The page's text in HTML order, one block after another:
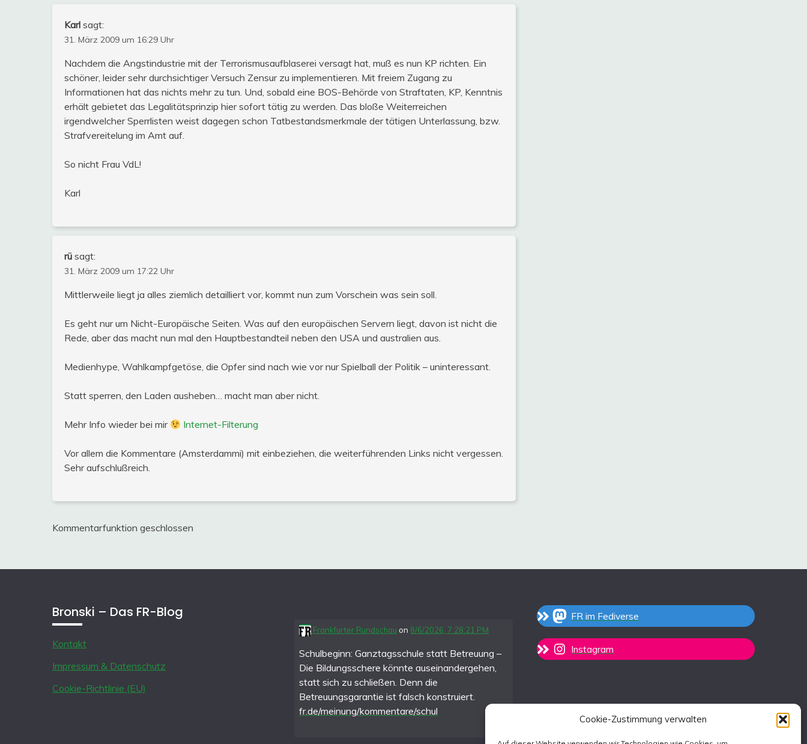
Cookie-Zustimmung verwalten
Karl sagt:
31. März 2009 um 16:29 Uhr
Nachdem die Angstindustrie mit der Terrorismusaufblaserei versagt hat, muß es nun KP richten. Ein
schöner, leider sehr durchsichtiger Versuch Zensur zu implementieren. Mit freiem Zugang zu
Informationen hat das nichts mehr zu tun. Und, sobald eine BOS-Behörde von Straftaten, KP, Kenntnis
erhält gebietet das Legalitätsprinzip hier sofort tätig zu werden. Das bloße Weiterreichen
irgendwelcher Sperrlisten weist dagegen schon Tatbestandsmerkmale der tätigen Unterlassung, bzw.
Strafvereitelung im Amt auf.
So nicht Frau VdL!
Karl
rü sagt:
31. März 2009 um 17:22 Uhr
Mittlerweile liegt ja alles ziemlich detailliert vor, kommt nun zum Vorschein was sein soll.
Es geht nur um Nicht-Europäische Seiten. Was auf den europäischen Servern liegt, davon ist nicht die
Rede, aber das macht nun mal den Hauptbestandteil neben den USA und australien aus.
Medienhype, Wahlkampfgetöse, die Opfer sind nach wie vor nur Spielball der Politik – uninteressant.
Statt sperren, den Laden ausheben… macht man aber nicht.
Mehr Info wieder bei mir Internet-Filterung
Vor allem die Kommentare (Amsterdammi) mit einbeziehen, die weiterführenden Links nicht vergessen.
Sehr aufschlußreich.
Kommentarfunktion geschlossen
Bronski – Das FR-Blog
Kontakt
Impressum & Datenschutz
Cookie-Richtlinie (EU)
Frankfurter Rundschau on 8/6/2026, 7:28:21 PM
Schulbeginn: Ganztagsschule statt Betreuung –
Die Bildungsschere könnte auseinandergehen,
statt sich zu schließen. Denn die
Betreuungsgarantie ist falsch konstruiert.
fr.de/meinung/kommentare/schul
FR im Fediverse
Instagram